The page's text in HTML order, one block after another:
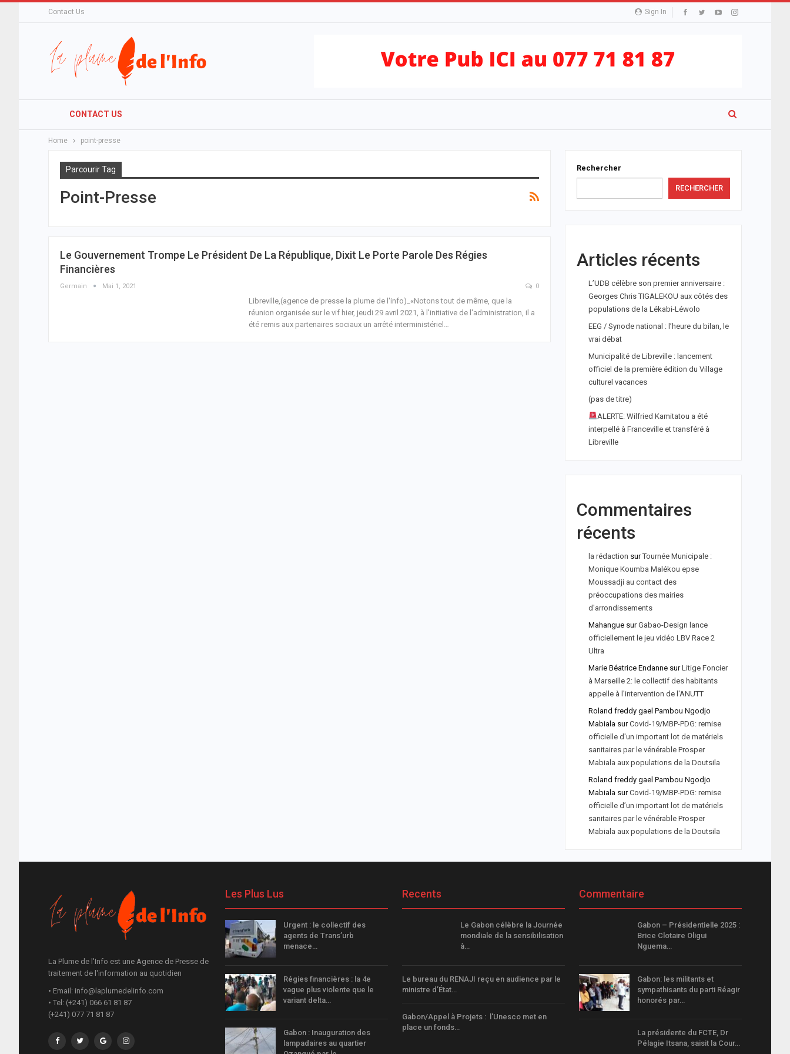
Sign In
Contact Us
CONTACT US
Home point-presse
Parcourir Tag
Point-Presse
Le Gouvernement Trompe Le Président De La République, Dixit Le Porte Parole Des Régies
Financières
Germain Mai 1, 2021 0
Libreville,(agence de presse la plume de l'info)_«Notons tout de même, que la
réunion organisée sur le vif hier, jeudi 29 avril 2021, à l'initiative de l'administration, il a
été remis aux partenaires sociaux un arrêté interministériel …
Rechercher
RECHERCHER
Articles récents
L’UDB célèbre son premier anniversaire :
Georges Chris TIGALEKOU aux côtés des
populations de la Lékabi-Léwolo
EEG / Synode national : l’heure du bilan, le
vrai débat
Municipalité de Libreville : lancement
officiel de la première édition du Village
culturel vacances
(pas de titre)
ALERTE: Wilfried Kamitatou a été
interpellé à Franceville et transféré à
Libreville
Commentaires
récents
la rédaction surTournée Municipale :
Monique Koumba Malékou epse
Moussadji au contact des
préoccupations des mairies
d'arrondissements
MahanguesurGabao-Design lance
officiellement le jeu vidéo LBV Race 2
Ultra
Marie Béatrice EndannesurLitige Foncier
à Marseille 2: le collectif des habitants
appelle à l'intervention de l'ANUTT
Roland freddy gael Pambou Ngodjo
MabialasurCovid-19/MBP-PDG: remise
officielle d'un important lot de matériels
sanitaires par le vénérable Prosper
Mabiala aux populations de la Doutsila
Roland freddy gael Pambou Ngodjo
MabialasurCovid-19/MBP-PDG: remise
officielle d’un important lot de matériels
sanitaires par le vénérable Prosper
Mabiala aux populations de la Doutsila
La Plume de l'Info est une Agence de Presse de
traitement de l'information au quotidien
• Email: info@laplumedelinfo.com
• Tel: (+241) 066 61 81 87
(+241) 077 71 81 87
Les Plus Lus
Urgent : le collectif des
agents de Trans’urb
menace…
Régies financières : la 4e
vague plus violente que le
variant delta…
Gabon : Inauguration des
lampadaires au quartier
Recents
Le Gabon célèbre la Journée
mondiale de la sensibilisation
à…
Le bureau du RENAJI reçu en audience par le
ministre d’État…
Gabon/Appel à Projets : l'Unesco met en
place un fonds…
Commentaire
Gabon – Présidentielle 2025 :
Brice Clotaire Oligui
Nguema…
Gabon: les militants et
sympathisants du parti Réagir
honorés par…
La présidente du FCTE, Dr
Pélagie Itsana, saisit la Cour…